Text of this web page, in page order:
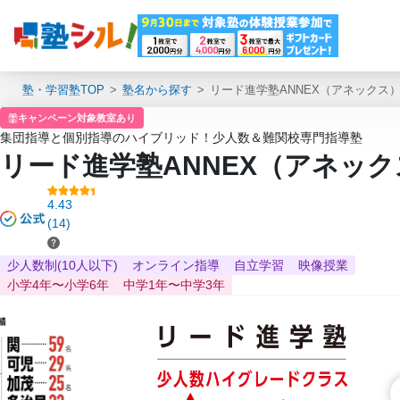
塾・学習塾TOP 塾名から探す リード進学塾ANNEX（アネックス）
キャンペーン対象教室あり
集団指導と個別指導のハイブリッド！少人数＆難関校専門指導塾
リード進学塾ANNEX（アネッ
4.43
(14)
少人数制(10人以下) オンライン指導 自立学習
映像授業
小学4年〜小学6年
中学1年〜中学3年